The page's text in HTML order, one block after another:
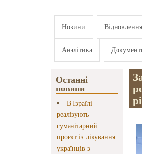
Новини
Аналітика
Останні
новини
В Ізраїлі
реалізують
гуманітарний
проєкт із лікування
українців з